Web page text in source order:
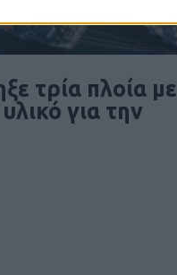
τρία πλοία με
για την